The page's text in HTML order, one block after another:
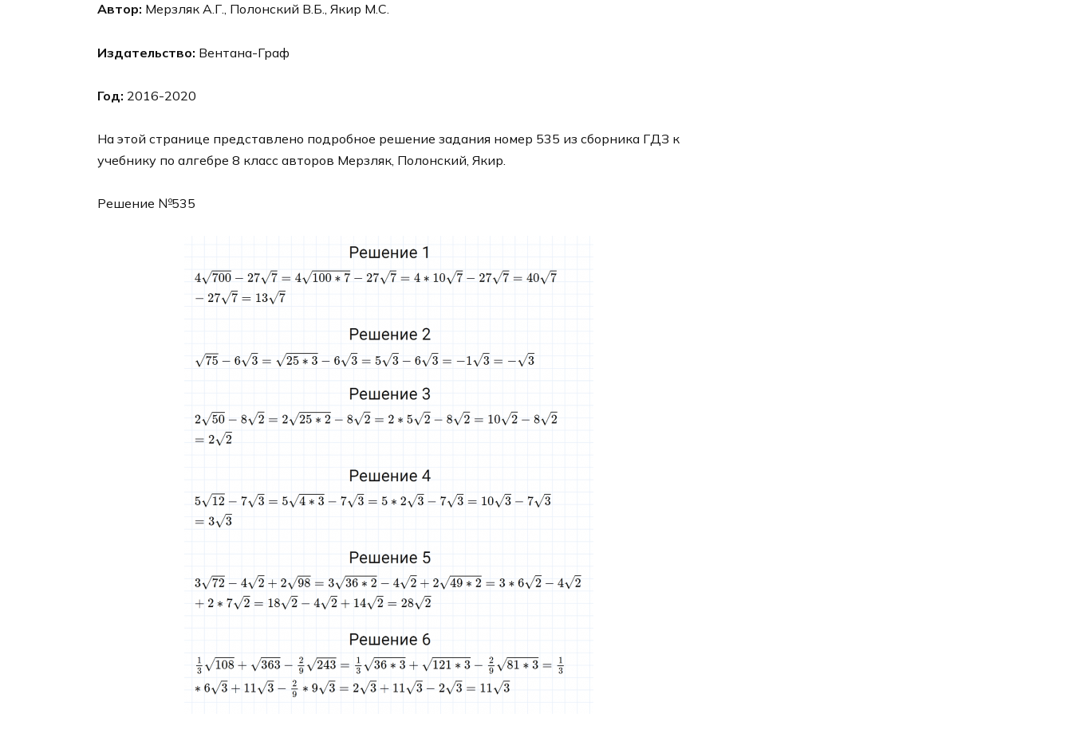
Автор: Мерзляк А.Г., Полонский В.Б., Якир М.С.
Издательство: Вентана-Граф
Год: 2016-2020
На этой странице представлено подробное решение задания номер 535 из сборника ГДЗ к
учебнику по алгебре 8 класс авторов Мерзляк, Полонский, Якир.
Решение №535